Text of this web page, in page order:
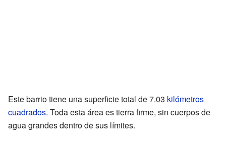
Este barrio tiene una superficie total de 7.03 kilómetros
cuadrados. Toda esta área es tierra firme, sin cuerpos de
agua grandes dentro de sus límites.